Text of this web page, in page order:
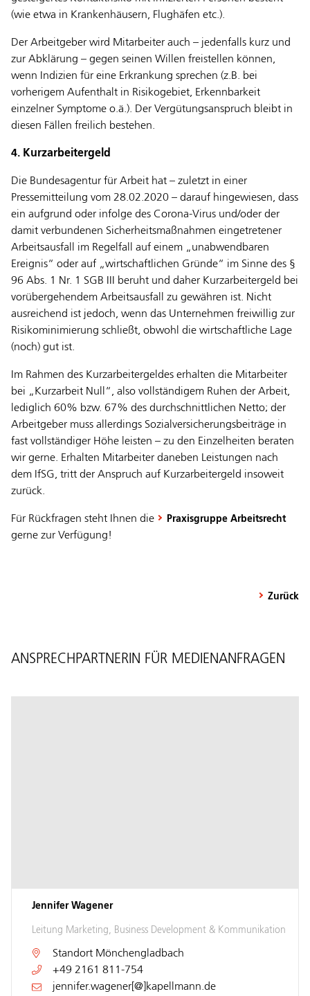
(wie etwa in Krankenhäusern, Flughäfen etc.).
Der Arbeitgeber wird Mitarbeiter auch – jedenfalls kurz und
zur Abklärung – gegen seinen Willen freistellen können,
wenn Indizien für eine Erkrankung sprechen (z.B. bei
vorherigem Aufenthalt in Risikogebiet, Erkennbarkeit
einzelner Symptome o.ä.). Der Vergütungsanspruch bleibt in
diesen Fällen freilich bestehen.
4. Kurzarbeitergeld
Die Bundesagentur für Arbeit hat – zuletzt in einer
Pressemitteilung vom 28.02.2020 – darauf hingewiesen, dass
ein aufgrund oder infolge des Corona-Virus und/oder der
damit verbundenen Sicherheitsmaßnahmen eingetretener
Arbeitsausfall im Regelfall auf einem „unabwendbaren
Ereignis“ oder auf „wirtschaftlichen Gründe“ im Sinne des §
96 Abs. 1 Nr. 1 SGB III beruht und daher Kurzarbeitergeld bei
vorübergehendem Arbeitsausfall zu gewähren ist. Nicht
ausreichend ist jedoch, wenn das Unternehmen freiwillig zur
Risikominimierung schließt, obwohl die wirtschaftliche Lage
(noch) gut ist.
Im Rahmen des Kurzarbeitergeldes erhalten die Mitarbeiter
bei „Kurzarbeit Null“, also vollständigem Ruhen der Arbeit,
lediglich 60% bzw. 67% des durchschnittlichen Netto; der
Arbeitgeber muss allerdings Sozialversicherungsbeiträge in
fast vollständiger Höhe leisten – zu den Einzelheiten beraten
wir gerne. Erhalten Mitarbeiter daneben Leistungen nach
dem IfSG, tritt der Anspruch auf Kurzarbeitergeld insoweit
zurück.
Für Rückfragen steht Ihnen die Praxisgruppe Arbeitsrecht
gerne zur Verfügung!
Zurück
ANSPRECHPARTNERIN FÜR MEDIENANFRAGEN
Jennifer Wagener
Leitung Marketing, Business Development & Kommunikation
Standort Mönchengladbach
+49 2161 811-754
jennifer.wagener[@]kapellmann.de